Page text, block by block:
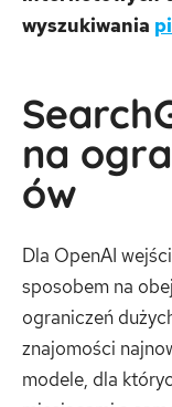
wyszukiwania
na
ów
Dla OpenAI
sposobem na
ograniczeń
znajomości
modele, dla